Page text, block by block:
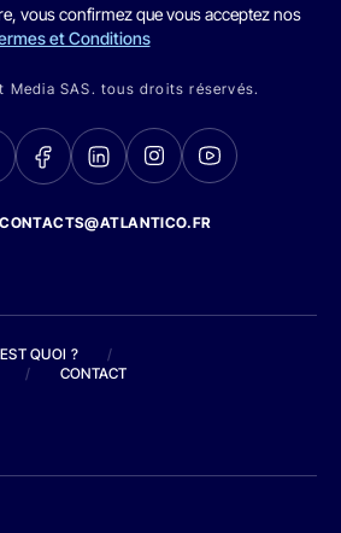
vous confirmez que vous acceptez nos
et Conditions
Media SAS. tous droits réservés.
QUOI ?
/
/ CONTACT